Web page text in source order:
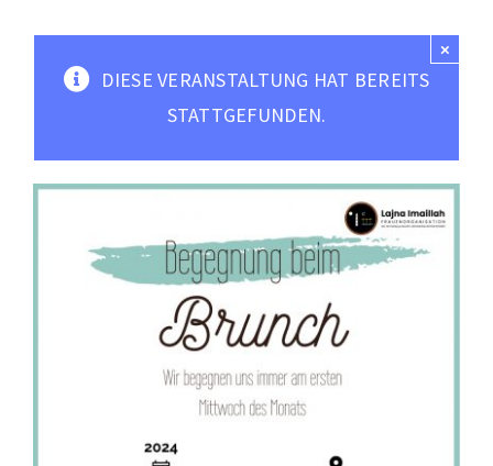
DIESE VERANSTALTUNG HAT BEREITS
STATTGEFUNDEN.
×